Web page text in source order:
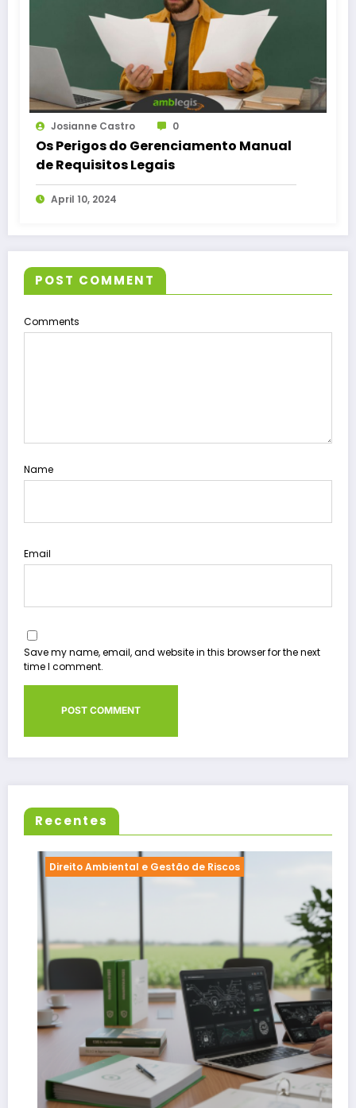
Josianne Castro 0
Os Perigos do Gerenciamento Manual
de Requisitos Legais
April 10, 2024
POST COMMENT
Comments
Name
Email
Save my name, email, and website in this browser for the next
time I comment.
Recentes
Direito Ambiental e Gestão de Riscos